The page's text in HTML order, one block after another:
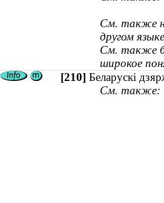
См. также
другом
См. также
широкое
[210] Беларускі
См. также: